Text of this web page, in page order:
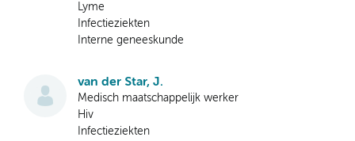
Lyme
Infectieziekten
Interne geneeskunde
van der Star, J.
Medisch maatschappelijk werker
Hiv
Infectieziekten